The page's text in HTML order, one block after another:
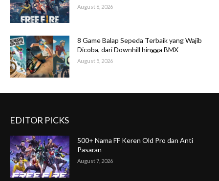
August 6, 2026
8 Game Balap Sepeda Terbaik yang Wajib
Dicoba, dari Downhill hingga BMX
August 5, 2026
EDITOR PICKS
500+ Nama FF Keren Old Pro dan Anti
Pasaran
August 7, 2026